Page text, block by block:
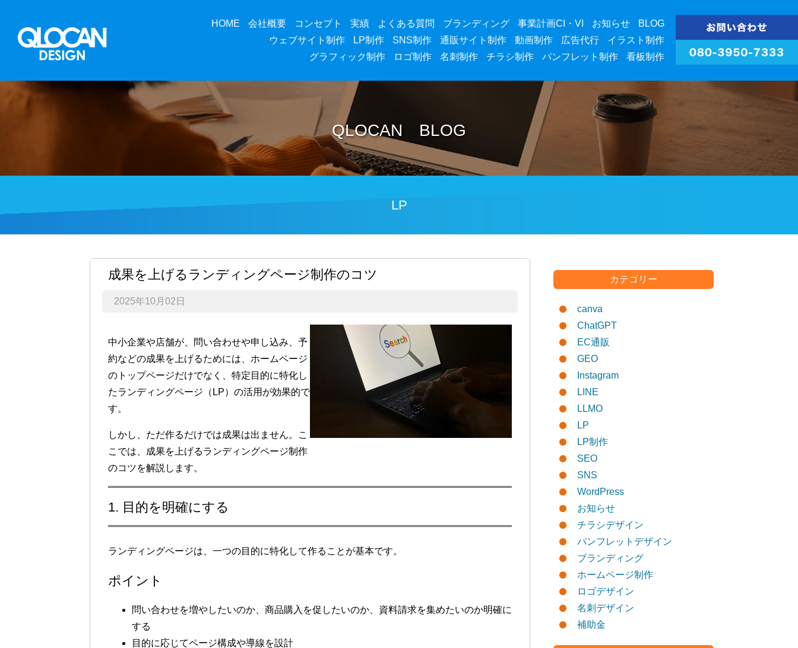
HOME 会社概要 コンセプト 実績 よくある質問 ブランディング 事業計画CI・VI お知らせ
BLOG
ウェブサイト制作
LP制作 SNS制作 通販サイト制作 動画制作 広告代行
イラスト制作
グラフィック制作
ロゴ制作 名刺制作 チラシ制作 パンフレット制作 看板制作
QLOCAN BLOG
LP
成果を上げるランディングページ制作のコツ
2025年10月02日
中小企業や店舗が、
問い合わせや申し込み、予
約などの成果を上げるためには、ホームページ
のトップページだけでなく、特定目的に特化し
たランディングページ（LP）の活用が効果的で
す。
しかし、ただ作るだけでは成果は出ません。こ
こでは、成果を上げるランディングページ制作
のコツを解説します。
1. 目的を明確にする
ランディングページは、 一つの目的に特化して作ることが基本です。
ポイント
問い合わせを増やしたいのか、商品購入を促したいのか、資料請求を集めたいのか明確に
する
目的に応じてページ構成や導線を設計
カテゴリー
canva
ChatGPT
EC通販
GEO
Instagram
LINE
LLMO
LP
LP制作
SEO
SNS
WordPress
お知らせ
チラシデザイン
パンフレットデザイン
ブランディング
ホームページ制作
ロゴデザイン
名刺デザイン
補助金